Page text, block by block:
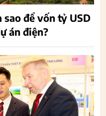
để vốn tỷ USD
án điện?